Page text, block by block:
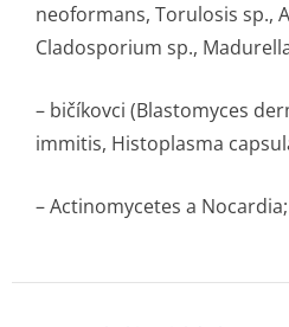
neoformans, Torulosis sp.,
Cladosporium sp.,
– bičíkovci (Blastomyces
immitis, Histoplasma
– Actinomycetes a Nocardia;